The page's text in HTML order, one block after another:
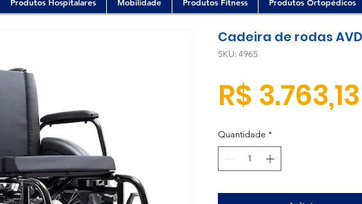
Cadeira de rodas
SKU: 4965
R$ 3.763,13
Quantidade *